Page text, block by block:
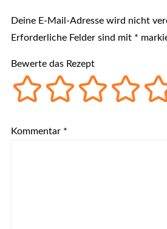
Deine E-Mail-Adresse wird nicht
Erforderliche Felder sind mit *
Bewerte das Rezept
Kommentar *